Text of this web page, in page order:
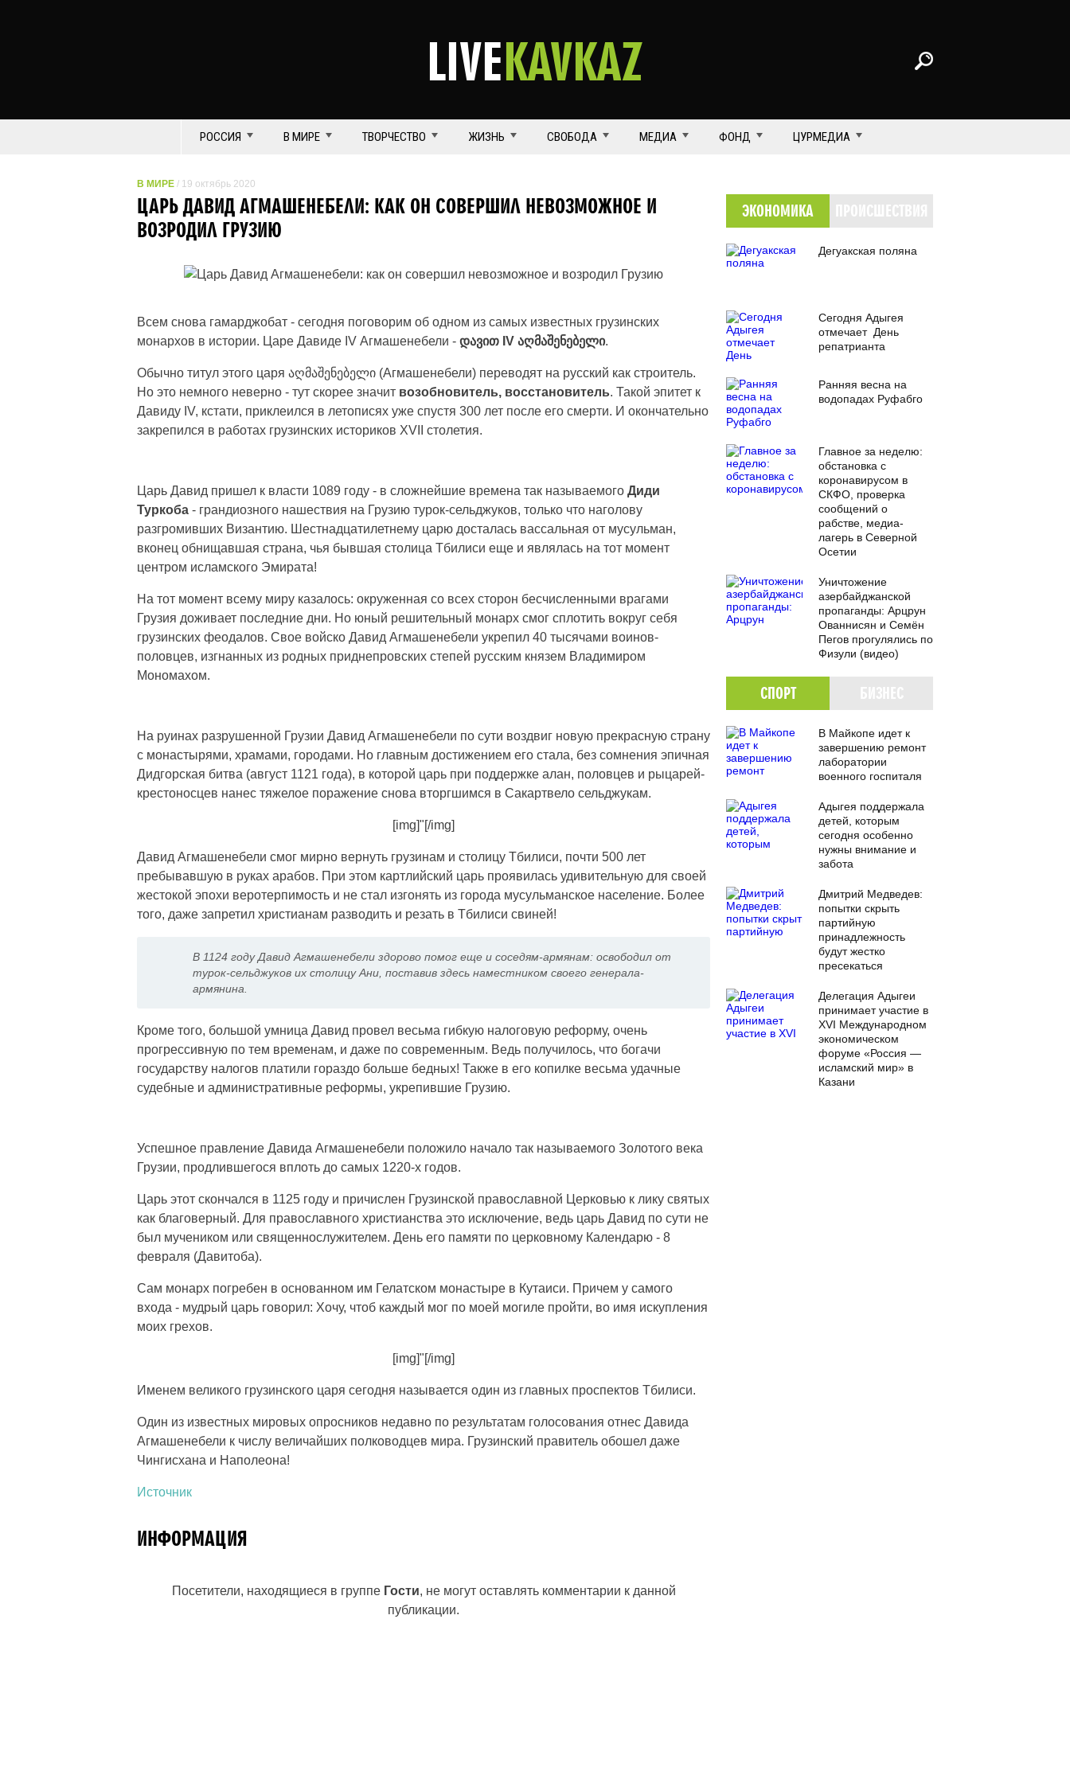
LIVEKAVKAZ
РОССИЯ В МИРЕ ТВОРЧЕСТВО ЖИЗНЬ СВОБОДА МЕДИА ФОНД ЦУРМЕДИА
В МИРЕ / 19 октябрь 2020
ЦАРЬ ДАВИД АГМАШЕНЕБЕЛИ: КАК ОН СОВЕРШИЛ НЕВОЗМОЖНОЕ И
ВОЗРОДИЛ ГРУЗИЮ
Всем снова гамарджобат - сегодня поговорим об одном из самых известных грузинских
монархов в истории. Царе Давиде IV Агмашенебели - დავით IV აღმაშენებელი.
Обычно титул этого царя აღმაშენებელი (Агмашенебели) переводят на русский как строитель.
Но это немного неверно - тут скорее значит возобновитель, восстановитель. Такой эпитет к
Давиду IV, кстати, приклеился в летописях уже спустя 300 лет после его смерти. И окончательно
закрепился в работах грузинских историков XVII столетия.
Царь Давид пришел к власти 1089 году - в сложнейшие времена так называемого Диди
Туркоба - грандиозного нашествия на Грузию турок-сельджуков, только что наголову
разгромивших Византию. Шестнадцатилетнему царю досталась вассальная от мусульман,
вконец обнищавшая страна, чья бывшая столица Тбилиси еще и являлась на тот момент
центром исламского Эмирата!
На тот момент всему миру казалось: окруженная со всех сторон бесчисленными врагами
Грузия доживает последние дни. Но юный решительный монарх смог сплотить вокруг себя
грузинских феодалов. Свое войско Давид Агмашенебели укрепил 40 тысячами воинов-
половцев, изгнанных из родных приднепровских степей русским князем Владимиром
Мономахом.
На руинах разрушенной Грузии Давид Агмашенебели по сути воздвиг новую прекрасную страну
с монастырями, храмами, городами. Но главным достижением его стала, без сомнения эпичная
Дидгорская битва (август 1121 года), в которой царь при поддержке алан, половцев и рыцарей-
крестоносцев нанес тяжелое поражение снова вторгшимся в Сакартвело сельджукам.
[img]"[/img]
Давид Агмашенебели смог мирно вернуть грузинам и столицу Тбилиси, почти 500 лет
пребывавшую в руках арабов. При этом картлийский царь проявилась удивительную для своей
жестокой эпохи веротерпимость и не стал изгонять из города мусульманское население. Более
того, даже запретил христианам разводить и резать в Тбилиси свиней!
В 1124 году Давид Агмашенебели здорово помог еще и соседям-армянам: освободил от
турок-сельджуков их столицу Ани, поставив здесь наместником своего генерала-
армянина.
Кроме того, большой умница Давид провел весьма гибкую налоговую реформу, очень
прогрессивную по тем временам, и даже по современным. Ведь получилось, что богачи
государству налогов платили гораздо больше бедных! Также в его копилке весьма удачные
судебные и административные реформы, укрепившие Грузию.
Успешное правление Давида Агмашенебели положило начало так называемого Золотого века
Грузии, продлившегося вплоть до самых 1220-х годов.
Царь этот скончался в 1125 году и причислен Грузинской православной Церковью к лику святых
как благоверный. Для православного христианства это исключение, ведь царь Давид по сути не
был мучеником или священнослужителем. День его памяти по церковному Календарю - 8
февраля (Давитоба).
Сам монарх погребен в основанном им Гелатском монастыре в Кутаиси. Причем у самого
входа - мудрый царь говорил: Хочу, чтоб каждый мог по моей могиле пройти, во имя искупления
моих грехов.
[img]"[/img]
Именем великого грузинского царя сегодня называется один из главных проспектов Тбилиси.
Один из известных мировых опросников недавно по результатам голосования отнес Давида
Агмашенебели к числу величайших полководцев мира. Грузинский правитель обошел даже
Чингисхана и Наполеона!
Источник
ИНФОРМАЦИЯ
Посетители, находящиеся в группе Гости, не могут оставлять комментарии к данной
публикации.
ЭКОНОМИКА
Дегуакская поляна
Сегодня Адыгея
отмечает День
репатрианта
Ранняя весна на
водопадах Руфабго
Главное за неделю:
обстановка с
коронавирусом в
СКФО, проверка
сообщений о
рабстве, медиа-
лагерь в Северной
Осетии
Уничтожение
азербайджанской
пропаганды: Арцрун
Ованнисян и Семён
Пегов прогулялись по
Физули (видео)
СПОРТ
В Майкопе идет к
завершению ремонт
лаборатории
военного госпиталя
Адыгея поддержала
детей, которым
сегодня особенно
нужны внимание и
забота
Дмитрий Медведев:
попытки скрыть
партийную
принадлежность
будут жестко
пресекаться
Делегация Адыгеи
принимает участие в
XVI Международном
экономическом
форуме «Россия —
исламский мир» в
Казани